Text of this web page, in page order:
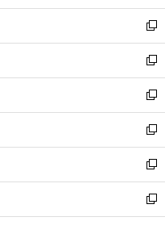
開
く
ウ
で
開
く
ン
ド
ウ
で
開
く
新
し
い
ウ
ィ
ン
ド
ウ
で
開
く
新
し
い
ウ
ィ
ン
ド
ウ
で
開
新
し
い
ウ
ィ
ン
ド
ウ
新
し
い
ウ
ィ
ン
新
し
い
ウ
新
し